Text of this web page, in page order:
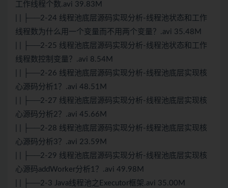
工作线程个数.avi 39.83M
| | ├──2-24 线程池底层源码实现分析-线程池状态和工作
线程数为什么用一个变量而不用两个变量？.avi 35.48M
| | ├──2-25 线程池底层源码实现分析-线程池状态和工作
线程数控制变量？.avi 8.54M
| | ├──2-26 线程池底层源码实现分析-线程池底层实现核
心源码分析1？.avi 48.51M
| | ├──2-27 线程池底层源码实现分析-线程池底层实现核
心源码分析2？.avi 45.66M
| | ├──2-28 线程池底层源码实现分析-线程池底层实现核
心源码分析3？.avi 23.59M
| | ├──2-29 线程池底层源码实现分析-线程池底层实现核
心源码addWorker分析1？.avi 49.98M
| | ├──2-3 Java线程池之Executor框架.avi 35.00M